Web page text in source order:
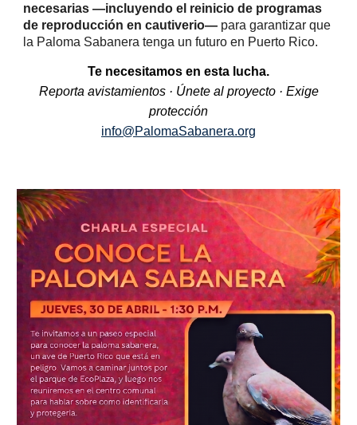
necesarias —incluyendo el reinicio de programas
de reproducción en cautiverio— para garantizar que
la Paloma Sabanera tenga un futuro en Puerto Rico.
Te necesitamos en esta lucha.
Reporta avistamientos · Únete al proyecto · Exige
protección
info@PalomaSabanera.org